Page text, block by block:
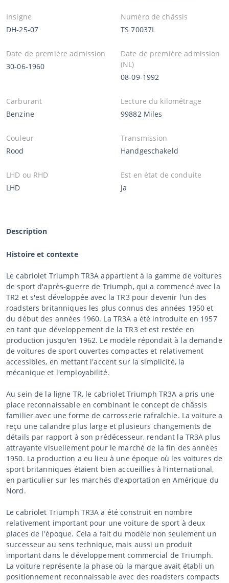
Insigne
DH-25-07
Numéro de châssis
TS 70037L
Date de première admission
30-06-1960
Date de première admission
(NL)
08-09-1992
Carburant
Benzine
Lecture du kilométrage
99882 Miles
Couleur
Rood
Transmission
Handgeschakeld
LHD ou RHD
LHD
Est en état de conduite
Ja
Description
Histoire et contexte
Le cabriolet Triumph TR3A appartient à la gamme de voitures
de sport d'après-guerre de Triumph, qui a commencé avec la
TR2 et s'est développée avec la TR3 pour devenir l'un des
roadsters britanniques les plus connus des années 1950 et
du début des années 1960. La TR3A a été introduite en 1957
en tant que développement de la TR3 et est restée en
production jusqu'en 1962. Le modèle répondait à la demande
de voitures de sport ouvertes compactes et relativement
accessibles, en mettant l'accent sur la simplicité, la
mécanique et l'employabilité.
Au sein de la ligne TR, le cabriolet Triumph TR3A a pris une
place reconnaissable en combinant le concept de châssis
familier avec une forme de carrosserie rafraîchie. La voiture a
reçu une calandre plus large et plusieurs changements de
détails par rapport à son prédécesseur, rendant la TR3A plus
attrayante visuellement pour le marché de la fin des années
1950. La production a eu lieu à une époque où les voitures de
sport britanniques étaient bien accueillies à l'international,
en particulier sur les marchés d'exportation en Amérique du
Nord.
Le cabriolet Triumph TR3A a été construit en nombre
relativement important pour une voiture de sport à deux
places de l'époque. Cela a fait du modèle non seulement un
successeur au sens technique, mais aussi un produit
important dans le développement commercial de Triumph.
La voiture représente la phase où la marque avait établi un
positionnement reconnaissable avec des roadsters compacts